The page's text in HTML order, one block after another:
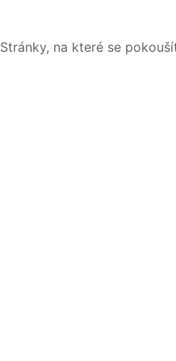
Stránky, na které se